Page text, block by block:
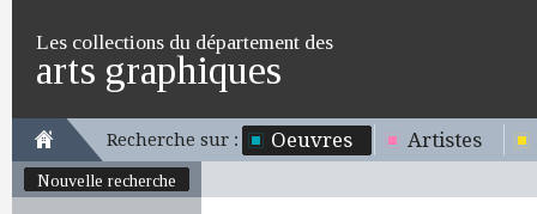
Les collections du département des
arts graphiques
Recherche sur : Oeuvres Artistes
Nouvelle recherche